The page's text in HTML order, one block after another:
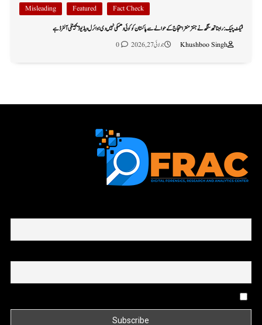
Fact Check
Featured
Misleading
فیکٹ چیک: راجناتھ سنگھ نے جنتر منتر احتجاج کے حوالے سے پاکستان کو کوئی دھمکی نہیں دی؛ وائرل ویڈیو ڈیجیٹلی آلٹرڈ ہے
Khushboo Singh
جولائی 27, 2026 0